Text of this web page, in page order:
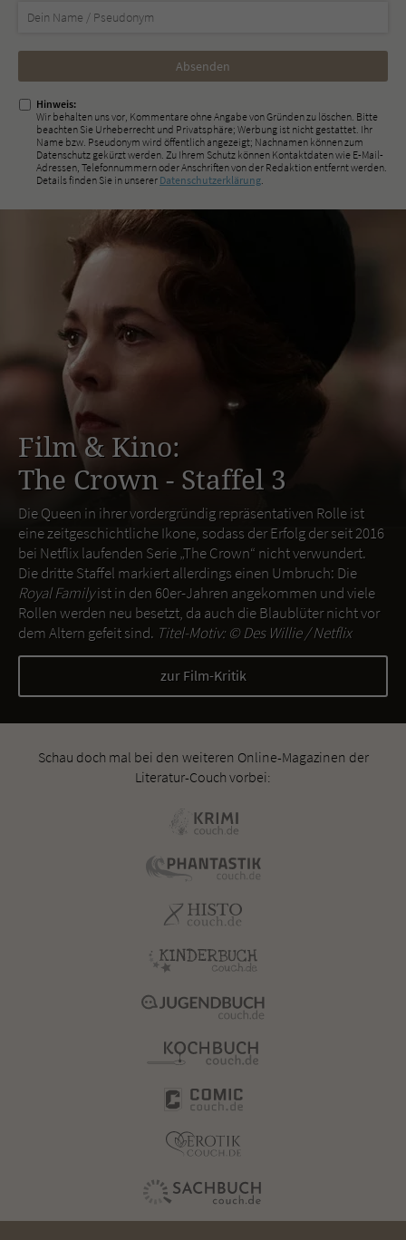
Nicht
ausfüllen!
Hinweis:
Wir behalten uns vor, Kommentare ohne Angabe von Gründen zu löschen. Bitte
beachten Sie Urheberrecht und Privatsphäre; Werbung ist nicht gestattet. Ihr
Name bzw. Pseudonym wird öffentlich angezeigt; Nachnamen können zum
Datenschutz gekürzt werden. Zu Ihrem Schutz können Kontaktdaten wie E-Mail-
Adressen, Telefonnummern oder Anschriften von der Redaktion entfernt werden.
Details finden Sie in unserer Datenschutzerklärung.
Film & Kino:
The Crown - Staffel 3
Die Queen in ihrer vordergründig repräsentativen Rolle ist
eine zeitgeschichtliche Ikone, sodass der Erfolg der seit 2016
bei Netflix laufenden Serie „The Crown“ nicht verwundert.
Die dritte Staffel markiert allerdings einen Umbruch: Die
Royal Familyist in den 60er-Jahren angekommen und viele
Rollen werden neu besetzt, da auch die Blaublüter nicht vor
dem Altern gefeit sind. Titel-Motiv: ©Des Willie / Netflix
zur Film-Kritik
Schau doch mal bei den weiteren Online-Magazinen der
Literatur-Couch vorbei: